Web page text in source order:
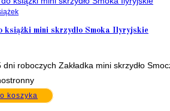
książki mini skrzydło Smoka Ilyryjskie
dni roboczych Zakładka mini skrzydło
koszyka